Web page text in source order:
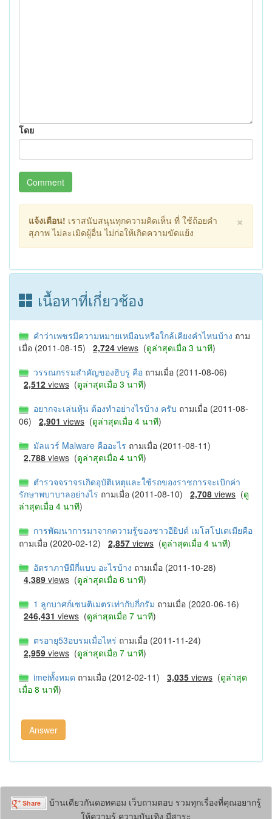
โดย
Comment
×
แจ้งเตือน! เราสนับสนุนทุกความคิดเห็น ที่ ใช้ถ้อยคำ
สุภาพ ไม่ละเมิดผู้อื่น ไม่ก่อให้เกิดความขัดแย้ง
เนื้อหาที่เกี่ยวช้อง
คำว่าเพชรมีความหมายเหมือนหรือใกล้เคียงคำไหนบ้าง ถาม
เมื่อ (2011-08-15) 2,724 views (ดูล่าสุดเมื่อ 3 นาที)
วรรณกรรมสำคัญของฮิบรู คือ ถามเมื่อ (2011-08-06)
2,512 views (ดูล่าสุดเมื่อ 3 นาที)
อยากจะเล่นหุ้น ต้องทำอย่างไรบ้าง ครับ ถามเมื่อ (2011-08-
06) 2,901 views (ดูล่าสุดเมื่อ 4 นาที)
มัลแวร์ Malware คืออะไร ถามเมื่อ (2011-08-11)
2,788 views (ดูล่าสุดเมื่อ 4 นาที)
ตำรวจจราจรเกิดอุบัติเหตุและใช้รถของราชการจะเบิกค่า
รักษาพบาบาลอย่างไร ถามเมื่อ (2011-08-10) 2,708 views (ดู
ล่าสุดเมื่อ 4 นาที)
การพัฒนาการมาจากความรู้ของชาวอียิปต์ เมโสโปเตเมียคือ
ถามเมื่อ (2020-02-12) 2,857 views (ดูล่าสุดเมื่อ 4 นาที)
อัตราภาษีมีกี่แบบ อะไรบ้าง ถามเมื่อ (2011-10-28)
4,389 views (ดูล่าสุดเมื่อ 6 นาที)
1 ลูกบาศก์เซนติเมตรเท่ากับกี่กรัม ถามเมื่อ (2020-06-16)
246,431 views (ดูล่าสุดเมื่อ 7 นาที)
ตรอายุ53อบรมเมื่อไหร่ ถามเมื่อ (2011-11-24)
2,959 views (ดูล่าสุดเมื่อ 7 นาที)
imeiทั้งหมด ถามเมื่อ (2012-02-11) 3,035 views (ดูล่าสุด
เมื่อ 8 นาที)
บ้านเดียวกันดอทคอม เว็บถามตอบ รวมทุกเรื่องที่คุณอยากรู้
ให้ความรู้ ความบันเทิง มีสาระ